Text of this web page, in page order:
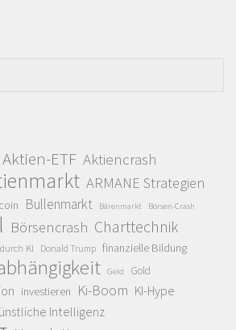
Aktien-ETF Aktiencrash
ARMANE Strategien
Bullenmarkt Bärenmarkt Börsen-Crash
Börsencrash Charttechnik
KI Donald Trump finanzielle Bildung
Geld Gold
investieren Ki-Boom KI-Hype
Intelligenz